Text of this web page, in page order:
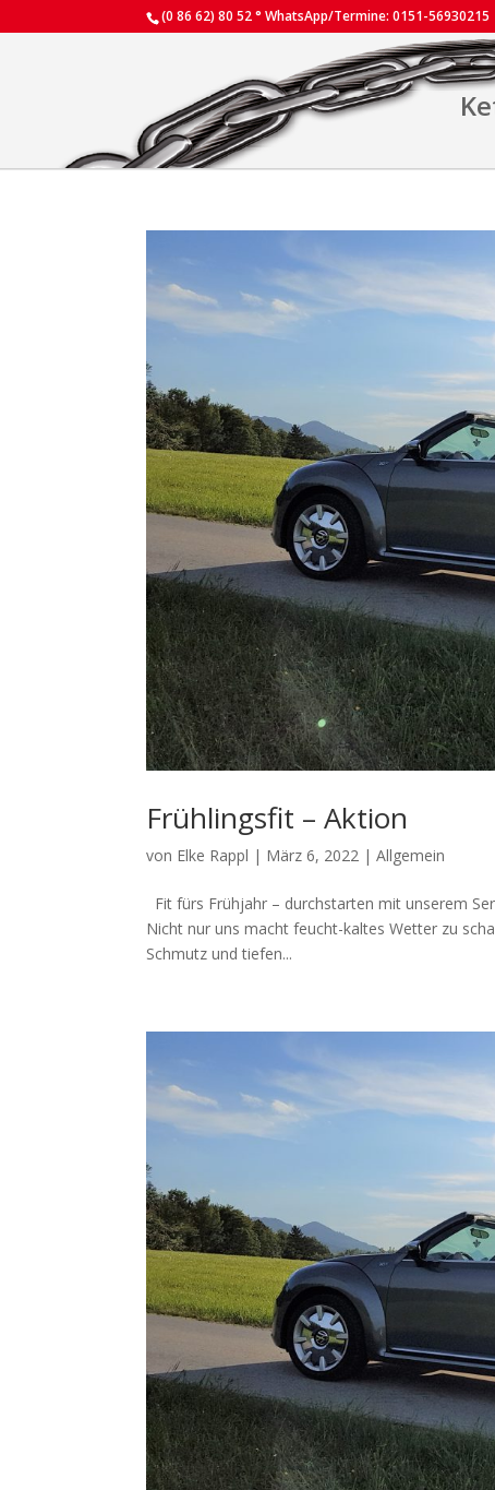
(0 86 62) 80 52 ° WhatsApp/Termine: 0151-56930215
Frühlingsfit – Aktion
von Elke Rappl | März 6, 2022 |Allgemein
Fit fürs Frühjahr – durchstarten mit unserem
Nicht nur uns macht feucht-kaltes Wetter zu
Schmutz und tiefen...